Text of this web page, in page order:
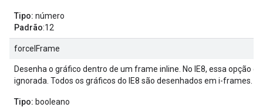
Tipo: número
Padrão:12
forceIFrame
Desenha o gráfico dentro de um frame inline. No IE8, essa opção é
ignorada. Todos os gráficos do IE8 são desenhados em i-frames.
Tipo: booleano